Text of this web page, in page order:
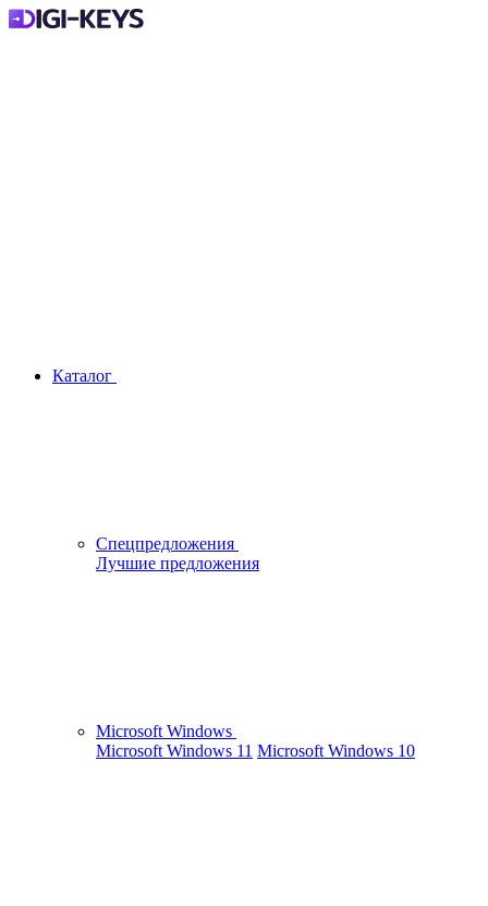
Каталог
Спецпредложения
Лучшие предложения
Microsoft Windows
Microsoft Windows 11 Microsoft Windows 10